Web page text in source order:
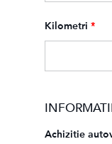
Kilometri *
Achizitie